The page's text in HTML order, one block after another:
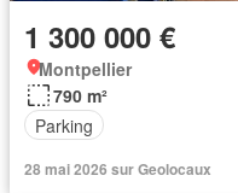
1 300 000 €
Montpellier
790 m²
Parking
28 mai 2026 sur Geolocaux